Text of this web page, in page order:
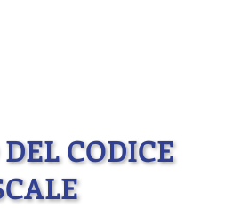
CODICE